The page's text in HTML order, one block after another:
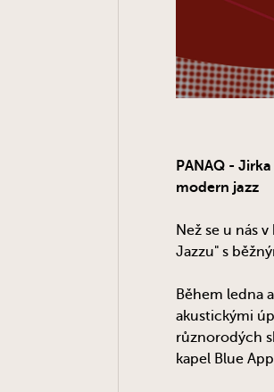
PANAQ - Jirka
modern jazz
Než se u nás
Jazzu" s
Během ledna
akustickými
různorodých
kapel Blue